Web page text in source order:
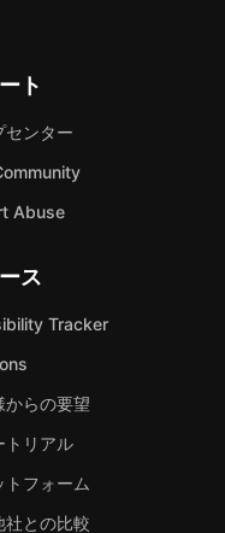
ト
センター
Abuse
ス
Tracker
からの要望
トリアル
トフォーム
社との比較